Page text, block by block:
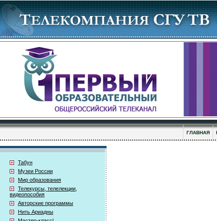
ГЛАВНАЯ
Табун
Музеи России
Мир образования
Телекурсы, телелекции,
видеопособия
Авторские программы
Нить Ариадны